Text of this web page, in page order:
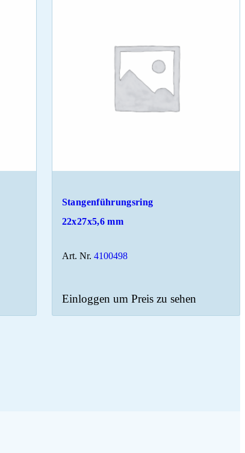
Stangenführungsring
22x27x5,6 mm
Art. Nr. 4100498
Einloggen um Preis zu sehen